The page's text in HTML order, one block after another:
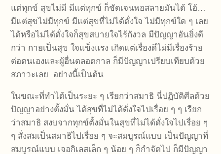
แต่ทุกข์ สุขไม่มี มีแต่ทุกข์ ก็ชัดเจนพอสลายมันได้ โอ้…
มีแต่สุขไม่มีทุกข์ มีแต่สุขที่ไม่ได้ดั่งใจ ไม่มีทุกข์ใด ๆ เลย
ได้หรือไม่ได้ดั่งใจก็สุขสบายใจไร้กังวล มีปัญญาอันยิ่งดี
กว่า กายเป็นสุข ใจแข็งแรง เกิดแต่เรื่องดีไม่มีเรื่องร้าย
ต่อตนเองและผู้อื่นตลอดกาล ก็มีปัญญาเปรียบเทียบด้วย
สภาวะเลย อย่างนี้เป็นต้น
ในขณะที่ทำได้เป็นระยะ ๆ เรียกว่าสมาธิ นี่ปฏิบัติศีลด้วย
ปัญญาอย่างตั้งมั่น ได้สุขที่ไม่ได้ดั่งใจไปเรื่อย ๆ ๆ เรียก
ว่าสมาธิ สงบจากทุกข์ตั้งมั่นในสุขที่ไม่ได้ดั่งใจไปเรื่อย ๆ
ๆ สั่งสมเป็นสมาธิไปเรื่อย ๆ จะสมบูรณ์แบบ เป็นปัญญาที่
สมบูรณ์แบบ เจอกิเลสเล็ก ๆ น้อย ๆ ก็กำจัดไป ก็มีปัญญา